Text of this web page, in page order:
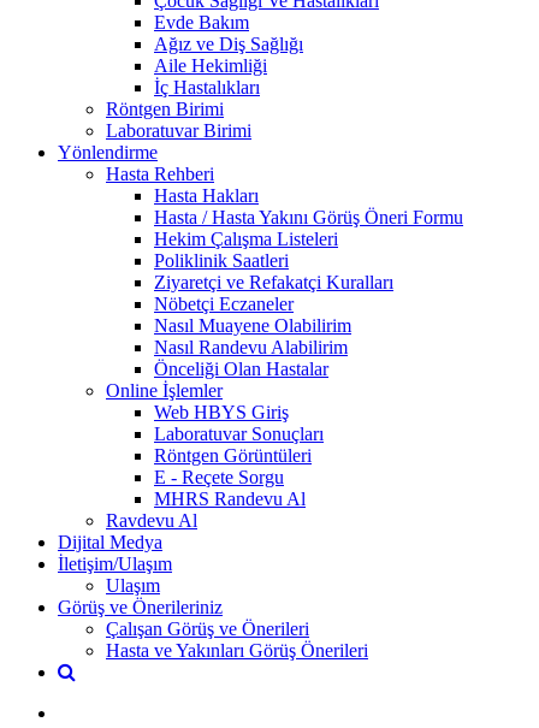
Evde Bakım
Ağız ve Diş Sağlığı
Aile Hekimliği
İç Hastalıkları
Röntgen Birimi
Laboratuvar Birimi
Yönlendirme
Hasta Rehberi
Hasta Hakları
Hasta / Hasta Yakını Görüş Öneri Formu
Hekim Çalışma Listeleri
Poliklinik Saatleri
Ziyaretçi ve Refakatçi Kuralları
Nöbetçi Eczaneler
Nasıl Muayene Olabilirim
Nasıl Randevu Alabilirim
Önceliği Olan Hastalar
Online İşlemler
Web HBYS Giriş
Laboratuvar Sonuçları
Röntgen Görüntüleri
E - Reçete Sorgu
MHRS Randevu Al
Ravdevu Al
Dijital Medya
İletişim/Ulaşım
Ulaşım
Görüş ve Önerileriniz
Çalışan Görüş ve Önerileri
Hasta ve Yakınları Görüş Önerileri